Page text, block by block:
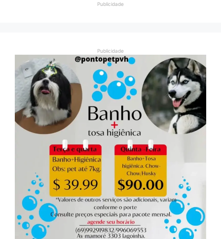
Publicidade
Publicidade